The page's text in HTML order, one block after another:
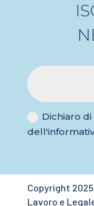
Dichiaro
Copyright
Lavoro e